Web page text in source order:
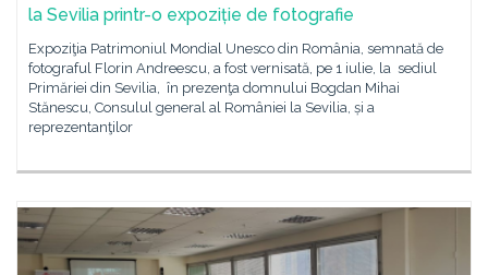
la Sevilia printr-o expoziție de fotografie
Expoziţia Patrimoniul Mondial Unesco din România, semnată de
fotograful Florin Andreescu, a fost vernisată, pe 1 iulie, la sediul
Primăriei din Sevilia, în prezenţa domnului Bogdan Mihai
Stănescu, Consulul general al României la Sevilia, și a
reprezentanţilor